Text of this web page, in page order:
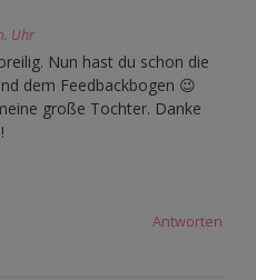
Uhr
Nun hast du schon die
dem Feedbackbogen 😉
große Tochter. Danke
Antworten